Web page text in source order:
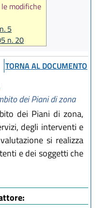
modifiche
5
n. 20
n. 14
n. 21
n. 19
n. 28
11
n. 24
TORNA AL DOCUMENTO
dei Piani di zona
dei Piani di zona,
degli interventi e
si realizza
e dei soggetti che